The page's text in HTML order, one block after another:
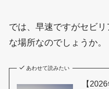
では、早速ですがセビ
な場所なのでしょうか。
あわせて読みたい
【